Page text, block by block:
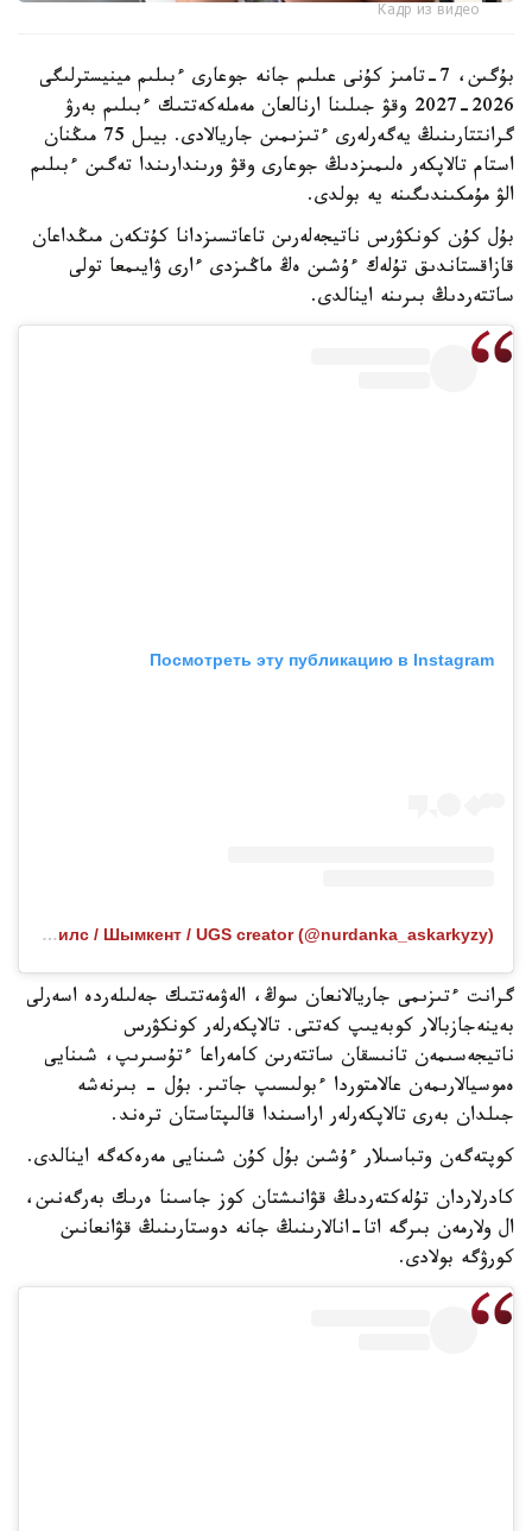
Кадр из видео
بۇگىن، 7-تامىز كۇنى عىلىم جانە جوعارى ءبىلىم مينيسترلىگى
2026-2027 وقۋ جىلىنا ارنالعان مەملەكەتتىك ءبىلىم بەرۋ
گرانتتارىنىڭ يەگەرلەرى ءتىزىمىن جاريالادى. بيىل 75 مىڭنان
استام تالاپكەر ەلىمىزدىڭ جوعارى وقۋ ورىندارىندا تەگىن ءبىلىم
الۋ مۇمكىندىگىنە يە بولدى.
بۇل كۇن كونكۋرس ناتيجەلەرىن تاعاتسىزدانا كۇتكەن مىڭداعان
قازاقستاندىق تۇلەك ءۇشىن ەڭ ماڭىزدى ءارى ۋايىمعا تولى
ساتتەردىڭ بىرىنە اينالدى.
Посмотреть эту публикацию в Instagram
Публикация от SMM / Рилс / Шымкент / UGS creator (@nurdanka_askarkyzy)
گرانت ءتىزىمى جاريالانعان سوڭ، الەۋمەتتىك جەلىلەردە اسەرلى
بەينەجازبالار كوبەيىپ كەتتى. تالاپكەرلەر كونكۋرس
ناتيجەسىمەن تانىسقان ساتتەرىن كامەراعا ءتۇسىرىپ، شىنايى
ەموسيالارىمەن عالامتوردا ءبولىسىپ جاتىر. بۇل - بىرنەشە
جىلدان بەرى تالاپكەرلەر اراسىندا قالىپتاستان ترەند.
كوپتەگەن وتباسىلار ءۇشىن بۇل كۇن شىنايى مەرەكەگە اينالدى.
كادرلاردان تۇلەكتەردىڭ قۋانىشتان كوز جاسىنا ەرىك بەرگەنىن،
ال ولارمەن بىرگە اتا-انالارىنىڭ جانە دوستارىنىڭ قۋانعانىن
كورۋگە بولادى.